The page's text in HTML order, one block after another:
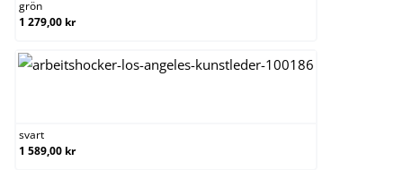
grön
1 279,00 kr
svart
1 589,00 kr